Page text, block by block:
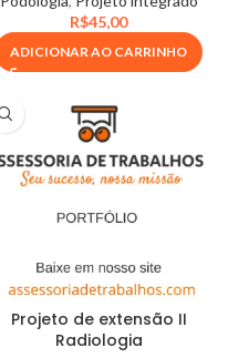
R$45,00
ADICIONAR AO CARRINHO
Projeto de extensão II
Radiologia